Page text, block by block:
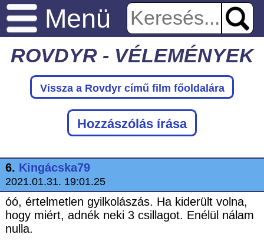
Menü
ROVDYR - VÉLEMÉNYEK
Vissza a Rovdyr című film főoldalára
Hozzászólás írása
6. Kingácska79
2021.01.31. 19:01.25
óó, értelmetlen gyilkolászás. Ha kiderült volna,
hogy miért, adnék neki 3 csillagot. Enélül nálam
nulla.